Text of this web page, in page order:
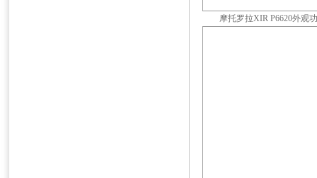
摩托罗拉XIR P6620外观